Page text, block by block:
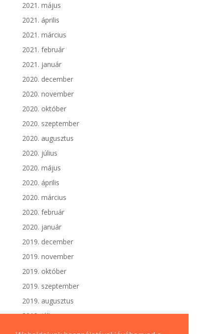
2021. május
2021. április
2021. március
2021. február
2021. január
2020. december
2020. november
2020. október
2020. szeptember
2020. augusztus
2020. július
2020. május
2020. április
2020. március
2020. február
2020. január
2019. december
2019. november
2019. október
2019. szeptember
2019. augusztus
2019. július
2019. június